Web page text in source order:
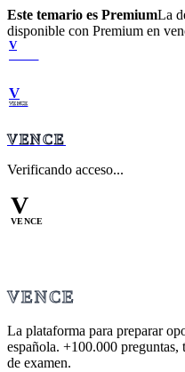
Este temario es PremiumLa
disponible con Premium en
V
V
VENCE
VENCE
Verificando acceso...
V
VENCE
VENCE
La plataforma para preparar
española. +100.000 preguntas,
de examen.